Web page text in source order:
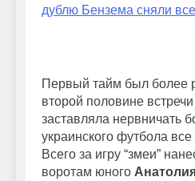
дублю Бензема сняли
Первый тайм был более
второй половине
заставляла нервничать
украинского футбола
Всего за игру “змеи”
воротам юного